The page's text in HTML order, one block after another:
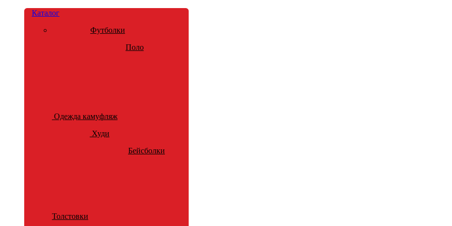
Каталог
Футболки
Поло
Одежда камуфляж
Худи
Бейсболки
Толстовки